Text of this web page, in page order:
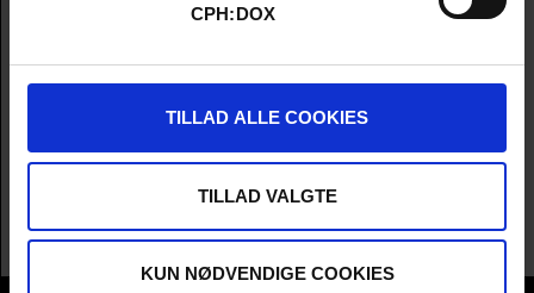
CPH:DOX
TILLAD ALLE COOKIES
TILLAD VALGTE
KUN NØDVENDIGE COOKIES
Core Memory
2024
Danmark
Undertekster
engelske